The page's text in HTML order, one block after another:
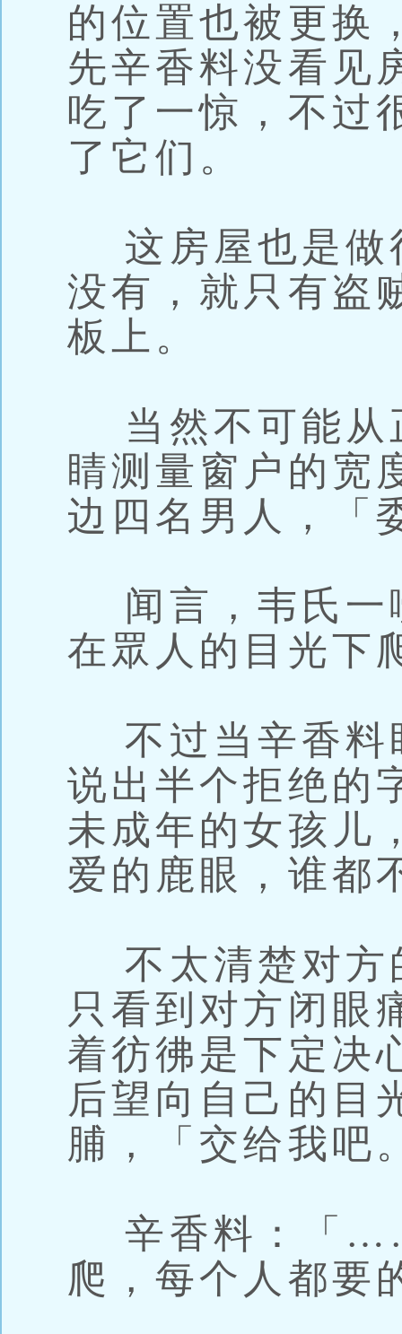
的位置也被更换
先辛香料没看见
吃了一惊，不过
了它们。
这房屋也是做
没有，就只有盗
板上。
当然不可能从
睛测量窗户的宽
边四名男人，「
闻言，韦氏一
在眾人的目光下
不过当辛香料
说出半个拒绝的
未成年的女孩儿
爱的鹿眼，谁都
不太清楚对方
只看到对方闭眼
着彷彿是下定决
后望向自己的目
脯，「交给我吧
辛香料：「
爬，每个人都要